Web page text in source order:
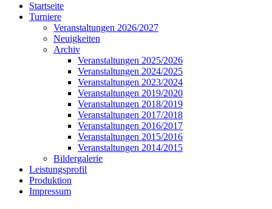
Startseite
Turniere
Veranstaltungen 2026/2027
Neuigkeiten
Archiv
Veranstaltungen 2025/2026
Veranstaltungen 2024/2025
Veranstaltungen 2023/2024
Veranstaltungen 2019/2020
Veranstaltungen 2018/2019
Veranstaltungen 2017/2018
Veranstaltungen 2016/2017
Veranstaltungen 2015/2016
Veranstaltungen 2014/2015
Bildergalerie
Leistungsprofil
Produktion
Impressum